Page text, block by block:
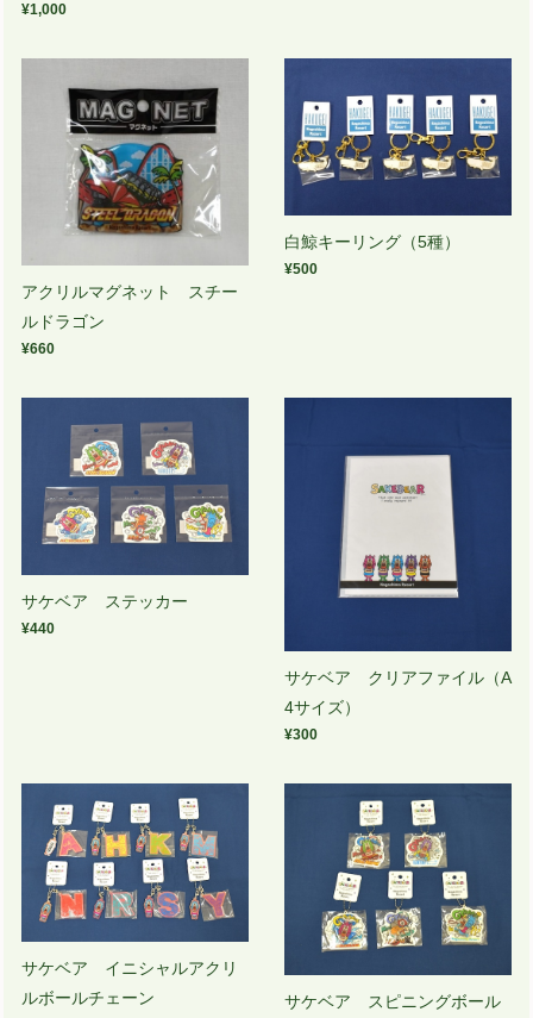
¥1,000
アクリルマグネット スチー
ルドラゴン
¥660
白鯨キーリング（5種）
¥500
サケベア ステッカー
¥440
サケベア クリアファイル（A
4サイズ）
¥300
サケベア イニシャルアクリ
ルボールチェーン
サケベア スピニングボール